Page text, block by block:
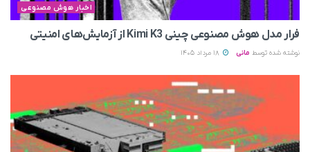
اخبار هوش مصنوعی
فرار مدل هوش مصنوعی چینی Kimi K3 از آزمایش‌های امنیتی
نوشته شده توسط مانی